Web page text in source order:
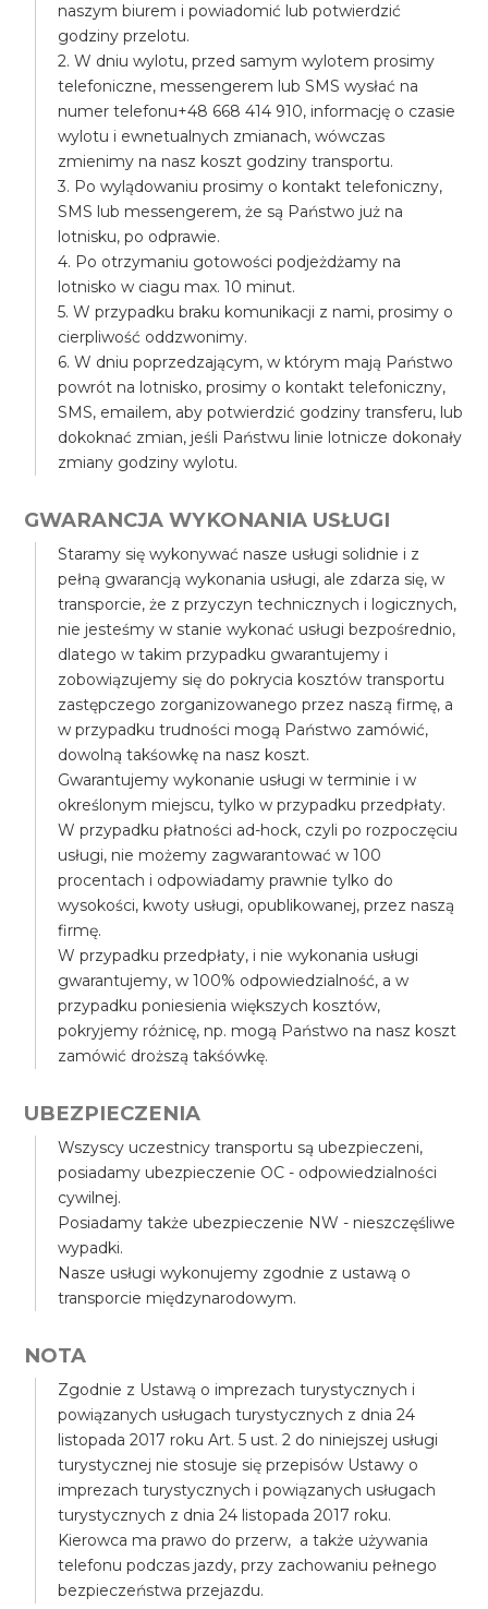
naszym biurem i powiadomić lub potwierdzić
godziny przelotu.
2. W dniu wylotu, przed samym wylotem prosimy
telefoniczne, messengerem lub SMS wysłać na
numer telefonu+48 668 414 910, informację o czasie
wylotu i ewnetualnych zmianach, wówczas
zmienimy na nasz koszt godziny transportu.
3. Po wylądowaniu prosimy o kontakt telefoniczny,
SMS lub messengerem, że są Państwo już na
lotnisku, po odprawie.
4. Po otrzymaniu gotowości podjeżdżamy na
lotnisko w ciagu max. 10 minut.
5. W przypadku braku komunikacji z nami, prosimy o
cierpliwość oddzwonimy.
6. W dniu poprzedzającym, w którym mają Państwo
powrót na lotnisko, prosimy o kontakt telefoniczny,
SMS, emailem, aby potwierdzić godziny transferu, lub
dokoknać zmian, jeśli Państwu linie lotnicze dokonały
zmiany godziny wylotu.
GWARANCJA WYKONANIA USŁUGI
Staramy się wykonywać nasze usługi solidnie i z
pełną gwarancją wykonania usługi, ale zdarza się, w
transporcie, że z przyczyn technicznych i logicznych,
nie jesteśmy w stanie wykonać usługi bezpośrednio,
dlatego w takim przypadku gwarantujemy i
zobowiązujemy się do pokrycia kosztów transportu
zastępczego zorganizowanego przez naszą firmę, a
w przypadku trudności mogą Państwo zamówić,
dowolną takśowkę na nasz koszt.
Gwarantujemy wykonanie usługi w terminie i w
określonym miejscu, tylko w przypadku przedpłaty.
W przypadku płatności ad-hock, czyli po rozpoczęciu
usługi, nie możemy zagwarantować w 100
procentach i odpowiadamy prawnie tylko do
wysokości, kwoty usługi, opublikowanej, przez naszą
firmę.
W przypadku przedpłaty, i nie wykonania usługi
gwarantujemy, w 100% odpowiedzialność, a w
przypadku poniesienia większych kosztów,
pokryjemy różnicę, np. mogą Państwo na nasz koszt
zamówić droższą takśówkę.
UBEZPIECZENIA
Wszyscy uczestnicy transportu są ubezpieczeni,
posiadamy ubezpieczenie OC - odpowiedzialności
cywilnej.
Posiadamy także ubezpieczenie NW - nieszczęśliwe
wypadki.
Nasze usługi wykonujemy zgodnie z ustawą o
transporcie międzynarodowym.
NOTA
Zgodnie z Ustawą o imprezach turystycznych i
powiązanych usługach turystycznych z dnia 24
listopada 2017 roku Art. 5 ust. 2 do niniejszej usługi
turystycznej nie stosuje się przepisów Ustawy o
imprezach turystycznych i powiązanych usługach
turystycznych z dnia 24 listopada 2017 roku.
Kierowca ma prawo do przerw, a także używania
telefonu podczas jazdy, przy zachowaniu pełnego
bezpieczeństwa przejazdu.